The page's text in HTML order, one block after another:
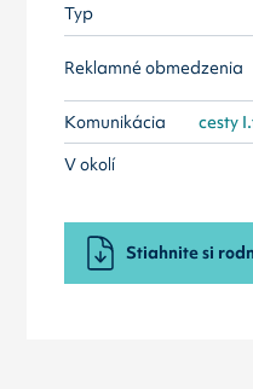
Typ
Reklamné obmedzenia
Komunikácia
cesty
V okolí
Stiahnite si